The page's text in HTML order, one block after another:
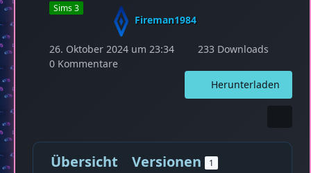
Sims 3
Fireman1984
26. Oktober 2024 um 23:34
233 Downloads
0 Kommentare
Herunterladen
Übersicht Versionen 1